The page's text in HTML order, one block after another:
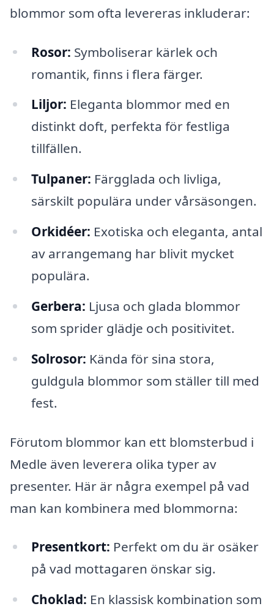
blommor som ofta levereras inkluderar:
Rosor: Symboliserar kärlek och
romantik, finns i flera färger.
Liljor: Eleganta blommor med en
distinkt doft, perfekta för festliga
tillfällen.
Tulpaner: Färgglada och livliga,
särskilt populära under vårsäsongen.
Orkidéer: Exotiska och eleganta, antal
av arrangemang har blivit mycket
populära.
Gerbera: Ljusa och glada blommor
som sprider glädje och positivitet.
Solrosor: Kända för sina stora,
guldgula blommor som ställer till med
fest.
Förutom blommor kan ett blomsterbud i
Medle även leverera olika typer av
presenter. Här är några exempel på vad
man kan kombinera med blommorna:
Presentkort: Perfekt om du är osäker
på vad mottagaren önskar sig.
Choklad: En klassisk kombination som